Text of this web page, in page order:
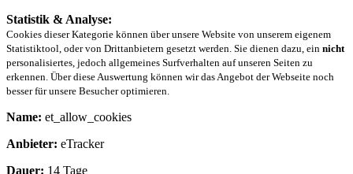
Statistik & Analyse:
Cookies dieser Kategorie können über unsere Website von unserem eigenem
Statistiktool, oder von Drittanbietern gesetzt werden. Sie dienen dazu, ein nicht
personalisiertes, jedoch allgemeines Surfverhalten auf unseren Seiten zu
erkennen. Über diese Auswertung können wir das Angebot der Webseite noch
besser für unsere Besucher optimieren.
Name: et_allow_cookies
Anbieter: eTracker
Dauer: 14 Tage